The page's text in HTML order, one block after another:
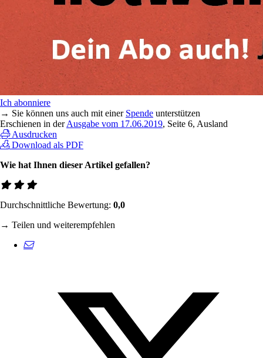
Ich abonniere
→ Sie können uns auch mit einer Spende unterstützen
Erschienen in derAusgabe vom 17.06.2019, Seite 6, Ausland
Ausdrucken
Download als PDF
Wie hat Ihnen dieser Artikel gefallen?
Durchschnittliche Bewertung: 0,0
→ Teilen und weiterempfehlen